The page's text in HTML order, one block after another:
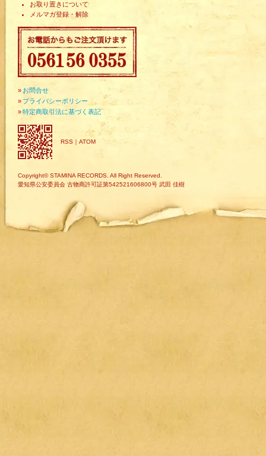
お取り置きについて
メルマガ登録・解除
» お問合せ
» プライバシーポリシー
»特定商取引法に基づく表記
RSS ｜ ATOM
Copyright© STAMINA RECORDS. All Right Reserved.
愛知県公安委員会 古物商許可証第542521606800号 武田 佳樹